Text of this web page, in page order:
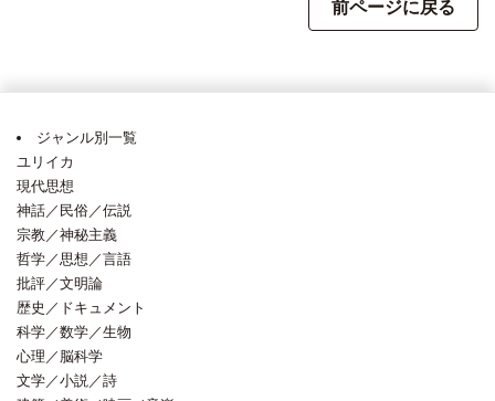
前ページに戻る
ジャンル別一覧
ユリイカ
現代思想
神話／民俗／伝説
宗教／神秘主義
哲学／思想／言語
批評／文明論
歴史／ドキュメント
科学／数学／生物
心理／脳科学
文学／小説／詩